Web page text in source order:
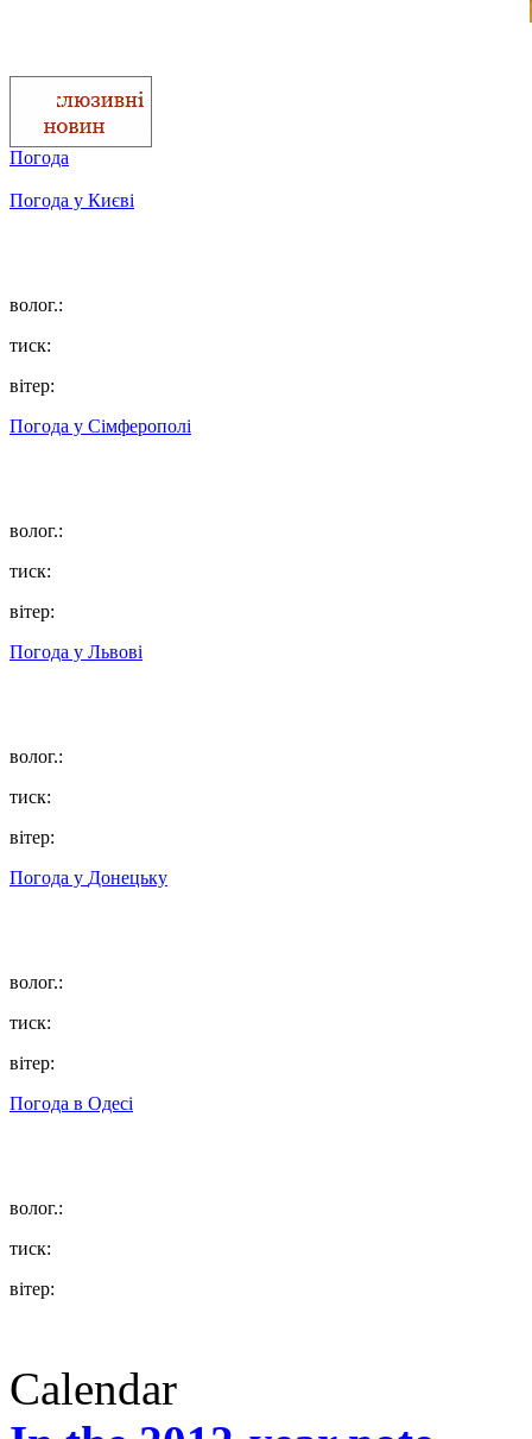
Погода
Погода у Києві
волог.:
тиск:
вітер:
Погода у Сімферополі
волог.:
тиск:
вітер:
Погода у Львові
волог.:
тиск:
вітер:
Погода у Донецьку
волог.:
тиск:
вітер:
Погода в Одесі
волог.:
тиск:
вітер:
Calendar